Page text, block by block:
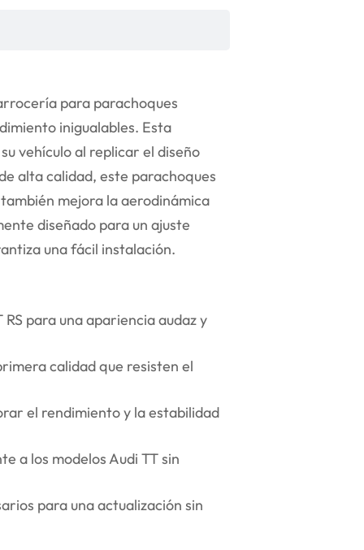
para parachoques
inigualables. Esta
vehículo al replicar el diseño
alta calidad, este parachoques
mejora la aerodinámica
diseñado para un ajuste
una fácil instalación.
para una apariencia audaz y
calidad que resisten el
el rendimiento y la estabilidad
a los modelos Audi TT sin
para una actualización sin